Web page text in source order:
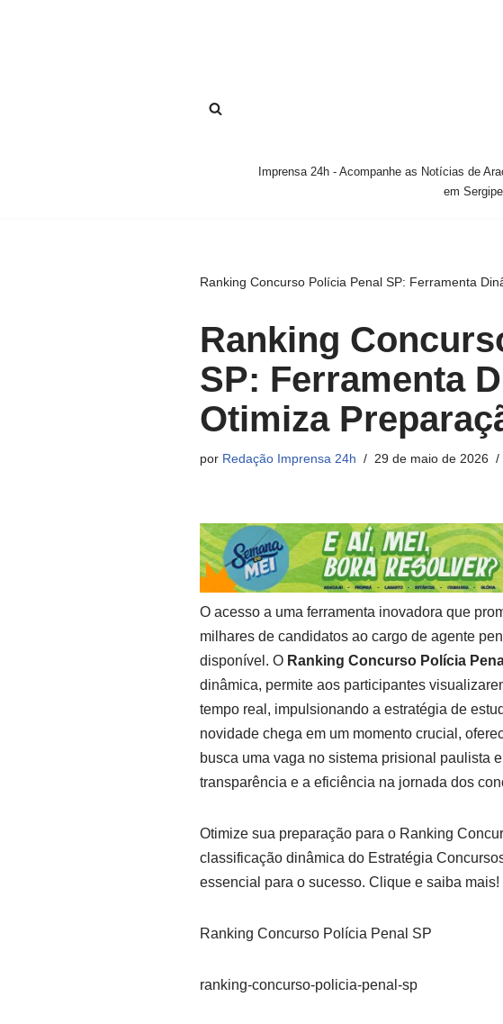
Imprensa 24h - Acompanhe as Notícias de
em
Ranking Concurso Polícia Penal SP: Ferramenta
Ranking
SP: Ferramenta
Otimiza
por Redação Imprensa 24h 29 de maio de 2026
O acesso a uma ferramenta inovadora que
milhares de candidatos ao cargo de agente
disponível. O Ranking Concurso Polícia
dinâmica, permite aos participantes
tempo real, impulsionando a estratégia de
novidade chega em um momento crucial,
busca uma vaga no sistema prisional paulista
transparência e a eficiência na jornada dos
Otimize sua preparação para o Ranking
classificação dinâmica do Estratégia
essencial para o sucesso. Clique e saiba mais!
Ranking Concurso Polícia Penal SP
ranking-concurso-policia-penal-sp